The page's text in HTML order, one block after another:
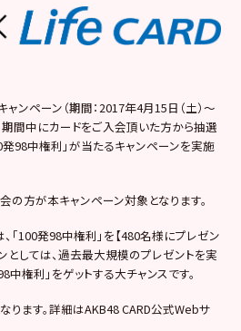
ンペーン（期間：2017年4月15日（土）～
期間中にカードをご入会頂いた方から抽選
98中権利」が当たるキャンペーンを実施
の方が本キャンペーン対象となります。
「100発98中権利」を【480名様にプレゼン
としては、過去最大規模のプレゼントを実
中権利」をゲットする大チャンスです。
ます。詳細はAKB48 CARD公式Webサ